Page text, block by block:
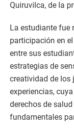
Quiruvilca, de la
La estudiante fue
participación en
entre sus
estrategias de
creatividad de los
experiencias,
derechos de
fundamentales